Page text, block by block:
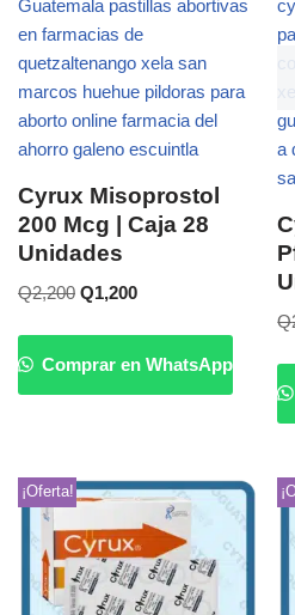
Cyrux Misoprostol
200 Mcg | Caja 28
Unidades
Q2,200 Q1,200
Comprar en WhatsApp
Q
¡Oferta!